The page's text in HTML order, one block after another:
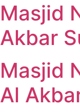
Masjid
Akbar
Masjid
Al